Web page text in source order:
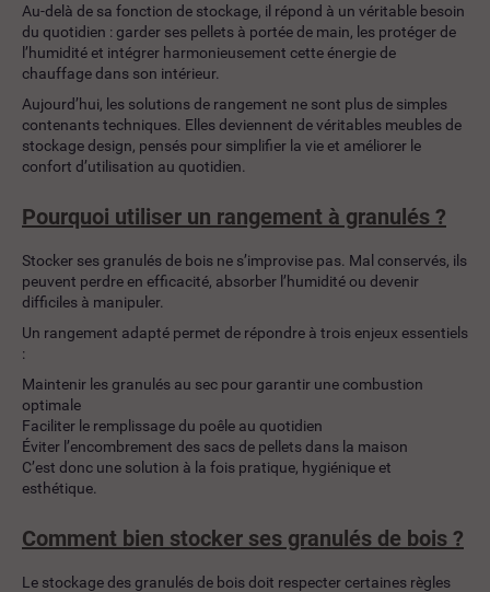
Au-delà de sa fonction de stockage, il répond à un véritable besoin
du quotidien : garder ses pellets à portée de main, les protéger de
l’humidité et intégrer harmonieusement cette énergie de
chauffage dans son intérieur.
Aujourd’hui, les solutions de rangement ne sont plus de simples
contenants techniques. Elles deviennent de véritables meubles de
stockage design, pensés pour simplifier la vie et améliorer le
confort d’utilisation au quotidien.
Pourquoi utiliser un rangement à granulés ?
Stocker ses granulés de bois ne s’improvise pas. Mal conservés, ils
peuvent perdre en efficacité, absorber l’humidité ou devenir
difficiles à manipuler.
Un rangement adapté permet de répondre à trois enjeux essentiels
:
Maintenir les granulés au sec pour garantir une combustion
optimale
Faciliter le remplissage du poêle au quotidien
Éviter l’encombrement des sacs de pellets dans la maison
C’est donc une solution à la fois pratique, hygiénique et
esthétique.
Comment bien stocker ses granulés de bois ?
Le stockage des granulés de bois doit respecter certaines règles